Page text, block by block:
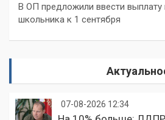
В ОП предложили ввести выплату
школьника к 1 сентября
07-08-2026 12:34